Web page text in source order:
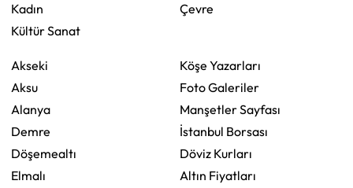
Kadın
Kültür Sanat
Çevre
Akseki
Aksu
Alanya
Demre
Döşemealtı
Elmalı
Köşe Yazarları
Foto Galeriler
Manşetler Sayfası
İstanbul Borsası
Döviz Kurları
Altın Fiyatları